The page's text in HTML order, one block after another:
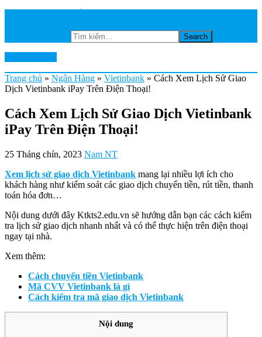
Trang chủ » Ngân Hàng » Vietinbank » Cách Xem Lịch Sử Giao
Dịch Vietinbank iPay Trên Điện Thoại!
Cách Xem Lịch Sử Giao Dịch Vietinbank
iPay Trên Điện Thoại!
25 Tháng chín, 2023 Nam NT
Xem lịch sử giao dịch Vietinbank mang lại nhiều lợi ích cho
khách hàng như kiểm soát các giao dịch chuyển tiền, rút tiền, thanh
toán hóa đơn…
Nội dung dưới đây Ktkts2.edu.vn sẽ hướng dẫn bạn các cách kiểm
tra lịch sử giao dịch nhanh nhất và có thể thực hiện trên điện thoại
ngay tại nhà.
Xem thêm:
Cách chuyển tiền Vietinbank
Mã CVV Vietinbank là gì
Cách kiểm tra mã giao dịch Vietinbank
Nội dung